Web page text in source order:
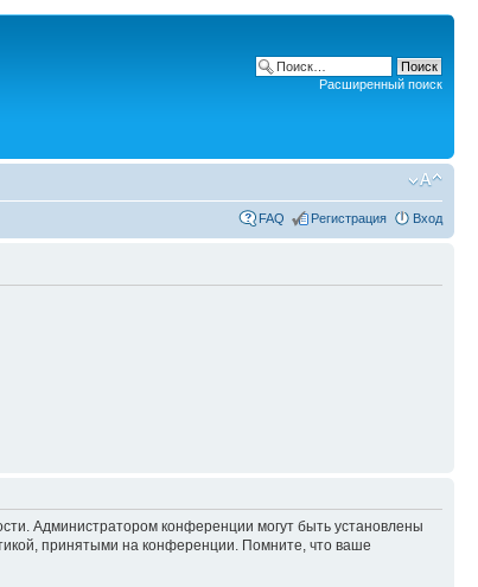
Расширенный поиск
FAQ Регистрация Вход
Администратором конференции могут быть установлены
принятыми на конференции. Помните, что ваше